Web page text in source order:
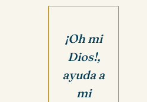
¡Oh mi
Dios!,
ayuda a
mi